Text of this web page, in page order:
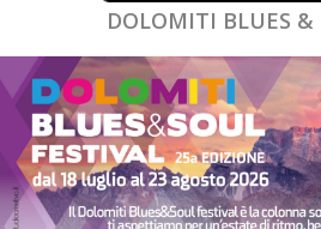
DOLOMITI BLUES &